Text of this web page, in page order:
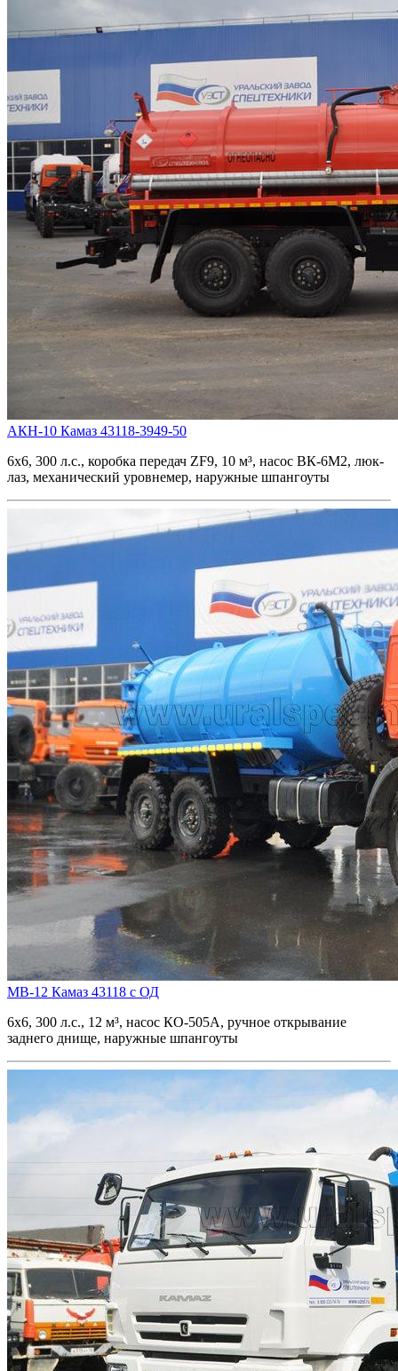
АКН-10 Камаз 43118-3949-50
6х6, 300 л.с., коробка передач ZF9, 10 м³, насос ВК-6М2, люк-
лаз, механический уровнемер, наружные шпангоуты
МВ-12 Камаз 43118 с ОД
6х6, 300 л.с., 12 м³, насос КО-505А, ручное открывание
заднего днище, наружные шпангоуты